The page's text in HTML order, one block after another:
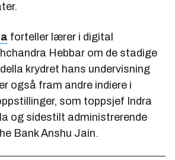
forteller lærer i digital
Hebbar om de stadige
krydret hans undervisning
også fram andre indiere i
som toppsjef Indra
og sidestilt administrerende
Bank Anshu Jain.